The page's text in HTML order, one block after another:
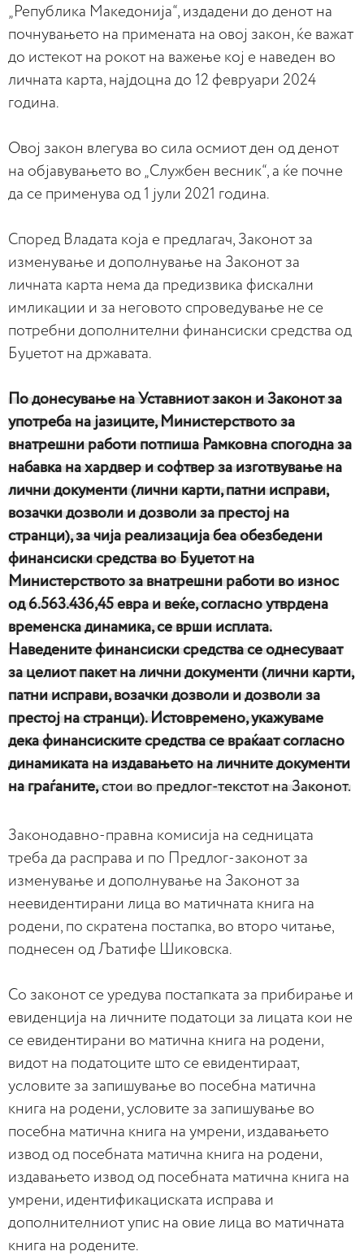
„Република Македонија“, издадени до денот на
почнувањето на примената на овој закон, ќе важат
до истекот на рокот на важење кој е наведен во
личната карта, најдоцна до 12 февруари 2024
година.
Овој закон влегува во сила осмиот ден од денот
на објавувањето во „Службен весник“, а ќе почне
да се применува од 1 јули 2021 година.
Според Владата која е предлагач, Законот за
изменување и дополнување на Законот за
личната карта нема да предизвика фискални
имликации и за неговото спроведување не се
потребни дополнителни финансиски средства од
Буџетот на државата.
По донесување на Уставниот закон и Законот за
употреба на јазиците, Министерството за
внатрешни работи потпиша Рамковна спогодна за
набавка на хардвер и софтвер за изготвување на
лични документи (лични карти, патни исправи,
возачки дозволи и дозволи за престој на
странци), за чија реализација беа обезбедени
финансиски средства во Буџетот на
Министерството за внатрешни работи во износ
од 6.563.436,45 евра и веќе, согласно утврдена
временска динамика, се врши исплата.
Наведените финансиски средства се однесуваат
за целиот пакет на лични документи (лични карти,
патни исправи, возачки дозволи и дозволи за
престој на странци). Истовремено, укажуваме
дека финансиските средства се враќаат согласно
динамиката на издавањето на личните документи
на граѓаните,стои во предлог-текстот на Законот.
Законодавно-правна комисија на седницата
треба да расправа и по Предлог-законот за
изменување и дополнување на Законот за
неевидентирани лица во матичната книга на
родени, по скратена постапка, во второ читање,
поднесен од Љатифе Шиковска.
Со законот се уредува постапката за прибирање и
евиденција на личните податоци за лицата кои не
се евидентирани во матична книга на родени,
видот на податоците што се евидентираат,
условите за запишување во посебна матична
книга на родени, условите за запишување во
посебна матична книга на умрени, издавањето
извод од посебната матична книга на родени,
издавањето извод од посебната матична книга на
умрени, идентификациската исправа и
дополнителниот упис на овие лица во матичната
книга на родените.